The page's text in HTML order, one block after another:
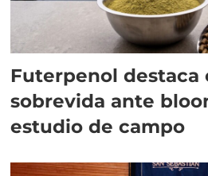
Futerpenol destaca
sobrevida ante
estudio de campo